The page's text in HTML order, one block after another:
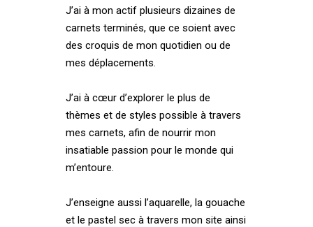
J’ai à mon actif plusieurs dizaines de
carnets terminés, que ce soient avec
des croquis de mon quotidien ou de
mes déplacements.
J’ai à cœur d’explorer le plus de
thèmes et de styles possible à travers
mes carnets, afin de nourrir mon
insatiable passion pour le monde qui
m’entoure.
J’enseigne aussi l’aquarelle, la gouache
et le pastel sec à travers mon site ainsi